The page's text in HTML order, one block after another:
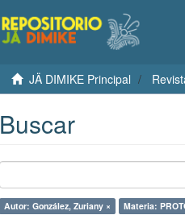
JÄ DIMIKE Principal
Buscar
Autor: González, Zuriany × Materia: